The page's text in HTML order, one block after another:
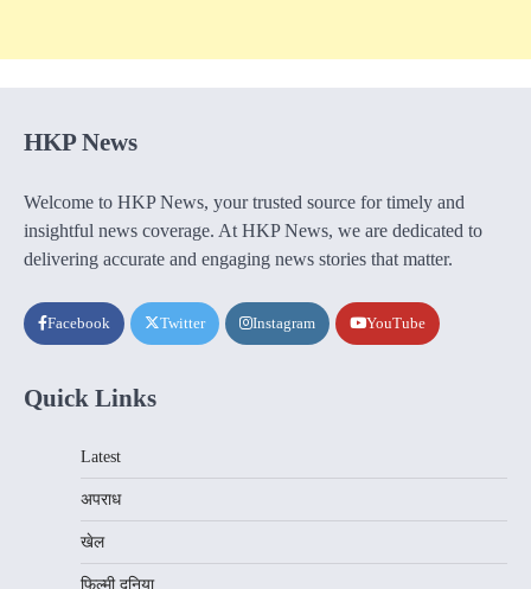
HKP News
Welcome to HKP News, your trusted source for timely and
insightful news coverage. At HKP News, we are dedicated to
delivering accurate and engaging news stories that matter.
Facebook Twitter Instagram YouTube
Quick Links
Latest
अपराध
खेल
फिल्मी दुनिया